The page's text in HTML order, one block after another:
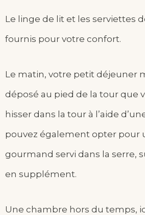
Le linge de lit et les serviettes
fournis pour votre confort.
Le matin, votre petit déjeuner
déposé au pied de la tour que
hisser dans la tour à l’aide
pouvez également opter pour
gourmand servi dans la serre,
en supplément.
Une chambre hors du temps,